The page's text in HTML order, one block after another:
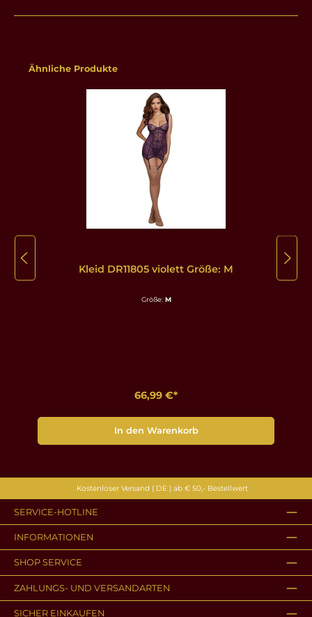
Produktgalerie überspringen
Ähnliche Produkte
Kleid DR11805 violett Größe: M
Größe: M
66,99 €*
In den Warenkorb
Kostenloser Versand ( DE ) ab € 50,- Bestellwert
SERVICE-HOTLINE
INFORMATIONEN
SHOP SERVICE
ZAHLUNGS- UND VERSANDARTEN
SICHER EINKAUFEN